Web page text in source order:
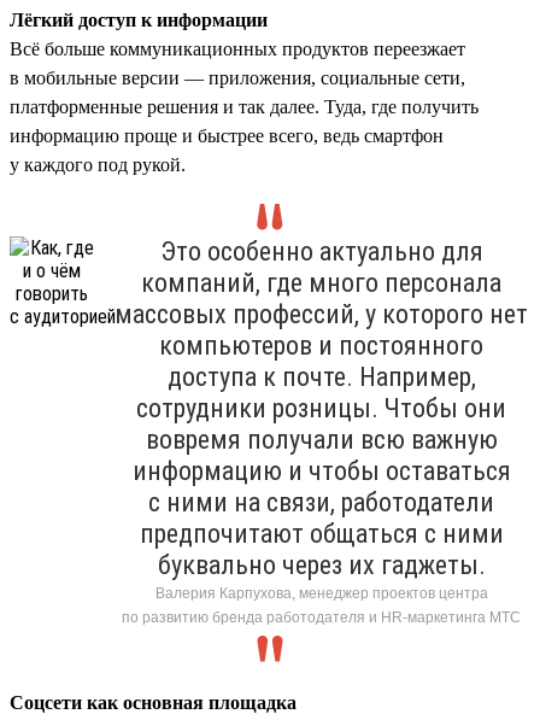
Лёгкий доступ к информации
Всё больше коммуникационных продуктов переезжает
в мобильные версии — приложения, социальные сети,
платформенные решения и так далее. Туда, где получить
информацию проще и быстрее всего, ведь смартфон
у каждого под рукой.
Это особенно актуально для
компаний, где много персонала
массовых профессий, у которого нет
компьютеров и постоянного
доступа к почте. Например,
сотрудники розницы. Чтобы они
вовремя получали всю важную
информацию и чтобы оставаться
с ними на связи, работодатели
предпочитают общаться с ними
буквально через их гаджеты.
Валерия Карпухова, менеджер проектов центра
по развитию бренда работодателя и HR-маркетинга МТС
Соцсети как основная площадка